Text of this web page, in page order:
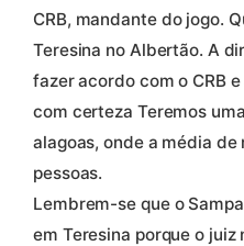
CRB, mandante do jogo.
Teresina no Albertão. A
fazer acordo com o CRB
com certeza Teremos
alagoas, onde a média de
pessoas.
Lembrem-se que o
em Teresina porque o